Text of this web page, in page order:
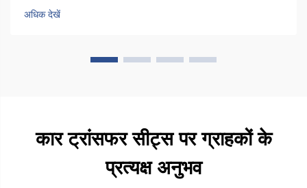
दरवाजे के किनारे की ओर 90 डिग्री तक घुमाता है, ताकि लोग...
अधिक देखें
कार ट्रांसफर सीट्स पर ग्राहकों के
प्रत्यक्ष अनुभव